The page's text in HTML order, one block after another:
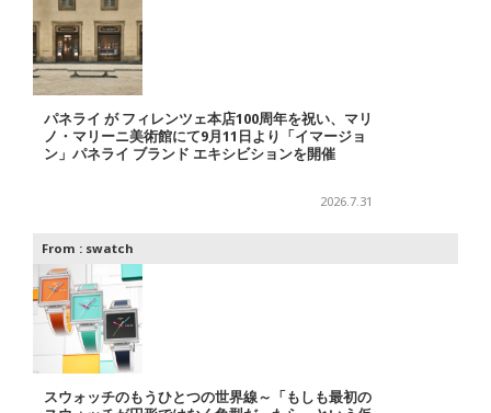
パネライ が フィレンツェ本店100周年を祝い、マリ
ノ・マリーニ美術館にて9月11日より「イマージョ
ン」パネライ ブランド エキシビションを開催
2026.7.31
From : swatch
スウォッチのもうひとつの世界線～「もしも最初の